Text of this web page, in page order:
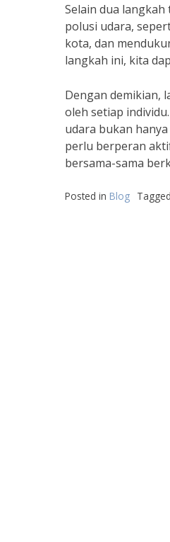
Selain dua
polusi udara,
kota, dan
langkah ini, kita
Dengan demikian,
oleh setiap
udara bukan
perlu berperan
bersama-sama
Posted in Blog Tagged